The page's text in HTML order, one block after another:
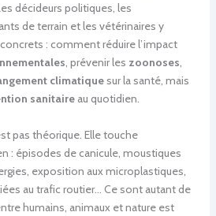
décideurs politiques, les
de terrain et les vétérinaires y
: comment réduire l’impact
, prévenir les zoonoses,
climatiquesur la santé, mais
sanitaireau quotidien.
pas théorique. Elle touche
: épisodes de canicule, moustiques
exposition aux microplastiques,
au trafic routier… Ce sont autant de
humains, animaux et nature est